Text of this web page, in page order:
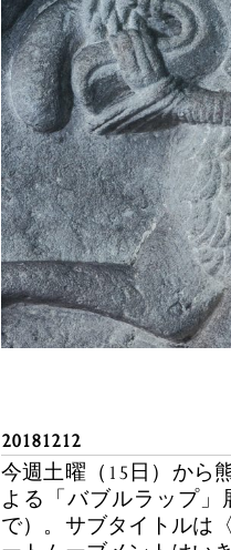
20181212
今週土曜（15日）から
よる「バブルラップ
で）。サブタイトルは